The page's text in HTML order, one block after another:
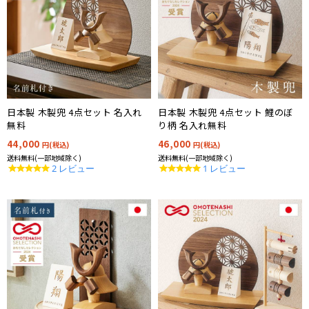
日本製 木製兜 4点セット 名入れ
無料
44,000 円(税込)
送料無料(一部地域除く)
5.0
2 レビュー
日本製 木製兜 4点セット 鯉のぼ
り柄 名入れ無料
46,000 円(税込)
送料無料(一部地域除く)
5.0
1 レビュー